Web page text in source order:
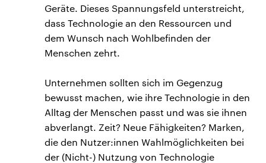
Geräte. Dieses Spannungsfeld unterstreicht,
dass Technologie an den Ressourcen und
dem Wunsch nach Wohlbefinden der
Menschen zehrt.
Unternehmen sollten sich im Gegenzug
bewusst machen, wie ihre Technologie in den
Alltag der Menschen passt und was sie ihnen
abverlangt. Zeit? Neue Fähigkeiten? Marken,
die den Nutzer:innen Wahlmöglichkeiten bei
der (Nicht-) Nutzung von Technologie